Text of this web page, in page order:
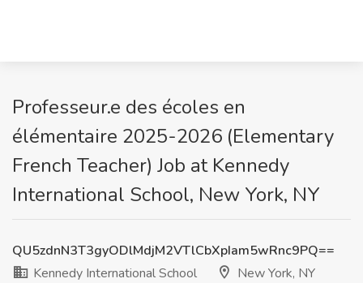
Professeur.e des écoles en
élémentaire 2025-2026 (Elementary
French Teacher) Job at Kennedy
International School, New York, NY
QU5zdnN3T3gyODlMdjM2VTlCbXpIam5wRnc9PQ==
Kennedy International School
New York, NY